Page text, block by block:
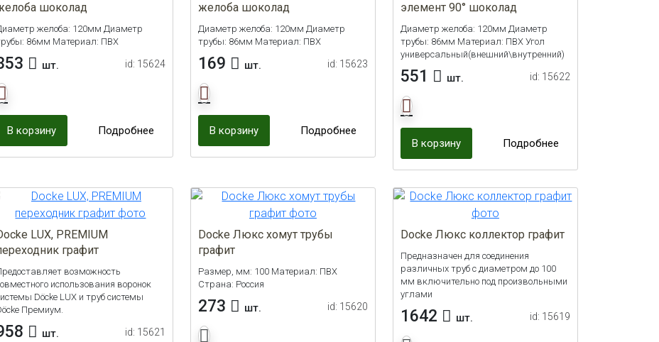
шоколад
желоба: 120мм Диаметр
86мм Материал: ПВХ
шт. id: 15624
В корзину Подробнее
желоба шоколад
Диаметр желоба: 120мм Диаметр
трубы: 86мм Материал: ПВХ
169 шт. id: 15623
В корзину Подробнее
элемент 90° шоколад
Диаметр желоба: 120мм Диаметр
трубы: 86мм Материал: ПВХ Угол
универсальный(внешний\внутренний)
551 шт. id: 15622
В корзину Подробнее
LUX, PREMIUM
графит
возможность
использования воронок
Döcke LUX и труб системы
Премиум.
шт. id: 15621
Docke Люкс хомут трубы
графит
Размер, мм: 100 Материал: ПВХ
Страна: Россия
273 шт. id: 15620
Docke Люкс коллектор графит
Предназначен для соединения
различных труб с диаметром до 100
мм включительно под произвольными
углами
1642 шт. id: 15619